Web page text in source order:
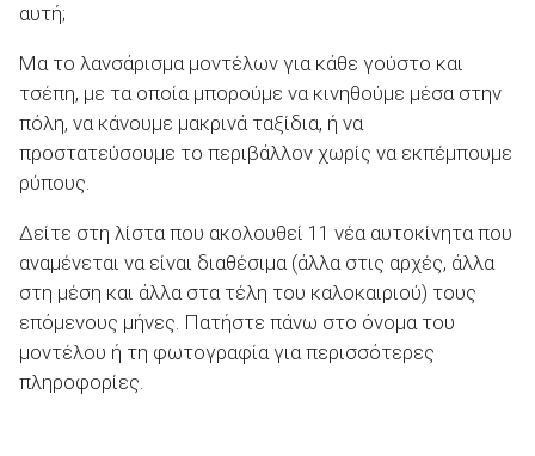
ΑΝΑΖΗΤΗΣΗ
αυτή;
Μα το λανσάρισμα μοντέλων για κάθε γούστο και
τσέπη, με τα οποία μπορούμε να κινηθούμε μέσα στην
πόλη, να κάνουμε μακρινά ταξίδια, ή να
προστατεύσουμε το περιβάλλον χωρίς να εκπέμπουμε
ρύπους.
Δείτε στη λίστα που ακολουθεί 11 νέα αυτοκίνητα που
αναμένεται να είναι διαθέσιμα (άλλα στις αρχές, άλλα
στη μέση και άλλα στα τέλη του καλοκαιριού) τους
επόμενους μήνες. Πατήστε πάνω στο όνομα του
μοντέλου ή τη φωτογραφία για περισσότερες
πληροφορίες.